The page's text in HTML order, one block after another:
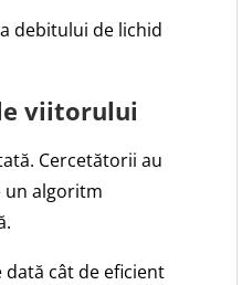
debitului de lichid
viitorului
Cercetătorii au
un algoritm
cât de eficient